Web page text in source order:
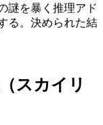
謎を暴く推理アド
る。決められた結
スカイリ